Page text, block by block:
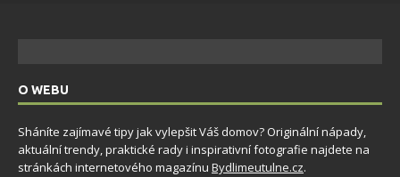
O WEBU
Sháníte zajímavé tipy jak vylepšit Váš domov? Originální nápady,
aktuální trendy, praktické rady i inspirativní fotografie najdete na
stránkách internetového magazínu Bydlimeutulne.cz.